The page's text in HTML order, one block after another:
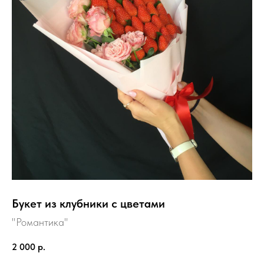
Букет из клубники с цветами
"Романтика"
2 000 р.